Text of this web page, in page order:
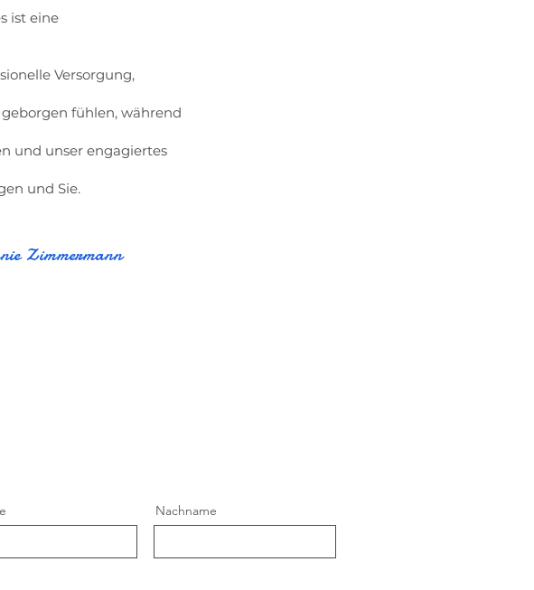
ist eine
Versorgung,
fühlen, während
und unser engagiertes
und Sie.
Zimmermann
Nachname